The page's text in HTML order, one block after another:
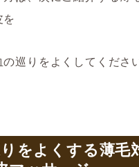
巡りをよくしてくださ
をよくする薄毛